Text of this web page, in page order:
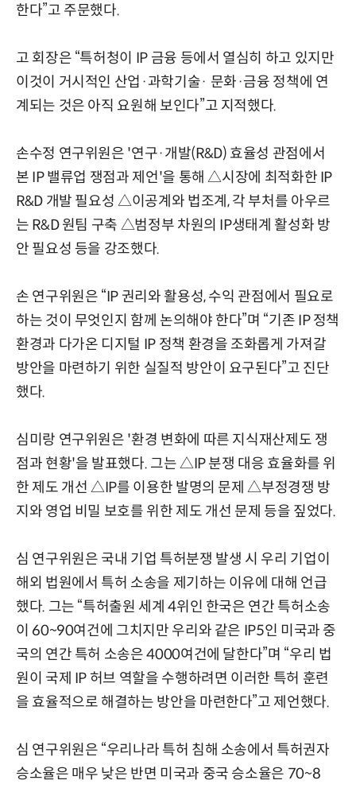
한다”고 주문했다.
고 회장은 “특허청이 IP 금융 등에서 열심히 하고 있지만
이것이 거시적인 산업·과학기술· 문화·금융 정책에 연
계되는 것은 아직 요원해 보인다”고 지적했다.
손수정 연구위원은 '연구·개발(R&D) 효율성 관점에서
본 IP 밸류업 쟁점과 제언'을 통해 △시장에 최적화한 IP
R&D 개발 필요성 △이공계와 법조계, 각 부처를 아우르
는 R&D 원팀 구축 △범정부 차원의 IP생태계 활성화 방
안 필요성 등을 강조했다.
손 연구위원은 “IP 권리와 활용성, 수익 관점에서 필요로
하는 것이 무엇인지 함께 논의해야 한다”며 “기존 IP 정책
환경과 다가온 디지털 IP 정책 환경을 조화롭게 가져갈
방안을 마련하기 위한 실질적 방안이 요구된다”고 진단
했다.
심미랑 연구위원은 '환경 변화에 따른 지식재산제도 쟁
점과 현황'을 발표했다. 그는 △IP 분쟁 대응 효율화를 위
한 제도 개선 △IP를 이용한 발명의 문제 △부정경쟁 방
지와 영업 비밀 보호를 위한 제도 개선 문제 등을 짚었다.
심 연구위원은 국내 기업 특허분쟁 발생 시 우리 기업이
해외 법원에서 특허 소송을 제기하는 이유에 대해 언급
했다. 그는 “특허출원 세계 4위인 한국은 연간 특허소송
이 60~90여건에 그치지만 우리와 같은 IP5인 미국과 중
국의 연간 특허 소송은 4000여건에 달한다”며 “우리 법
원이 국제 IP 허브 역할을 수행하려면 이러한 특허 훈련
을 효율적으로 해결하는 방안을 마련한다”고 제언했다.
심 연구위원은 “우리나라 특허 침해 소송에서 특허권자
승소율은 매우 낮은 반면 미국과 중국 승소율은 70~8